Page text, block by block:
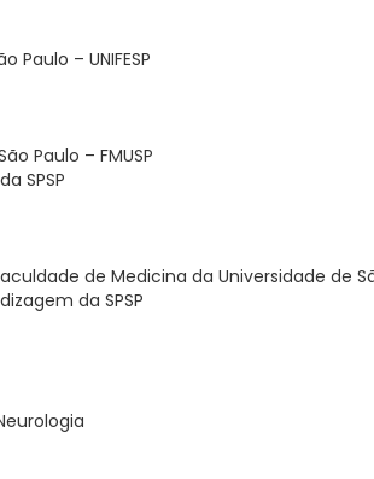
– UNIFESP
Paulo – FMUSP
SPSP
de Medicina da Universidade de
da SPSP